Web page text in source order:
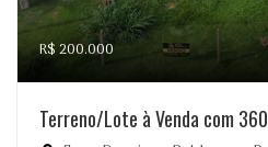
R$ 200.000
Terreno/Lote à Venda com